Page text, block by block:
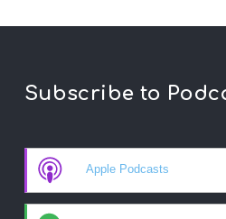
Subscribe to
Apple Podcasts